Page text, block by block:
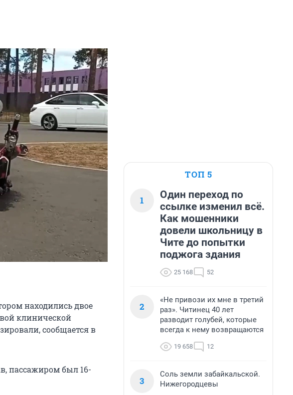
находились двое
клинической
сообщается в
пассажиром был 16-
ТОП 5
1
Один переход по
ссылке изменил всё.
Как мошенники
довели школьницу в
Чите до попытки
поджога здания
25 168 52
2
«Не привози их мне в третий
раз». Читинец 40 лет
разводит голубей, которые
всегда к нему возвращаются
19 658 12
3
Соль земли забайкальской.
Нижегородцевы